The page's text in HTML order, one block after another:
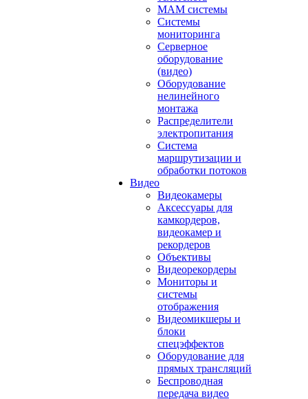
MAM системы
Системы
мониторинга
Серверное
оборудование
(видео)
Оборудование
нелинейного
монтажа
Распределители
электропитания
Система
маршрутизации и
обработки потоков
Видео
Видеокамеры
Аксессуары для
камкордеров,
видеокамер и
рекордеров
Объективы
Видеорекордеры
Мониторы и
системы
отображения
Видеомикшеры и
блоки
спецэффектов
Оборудование для
прямых трансляций
Беспроводная
передача видео